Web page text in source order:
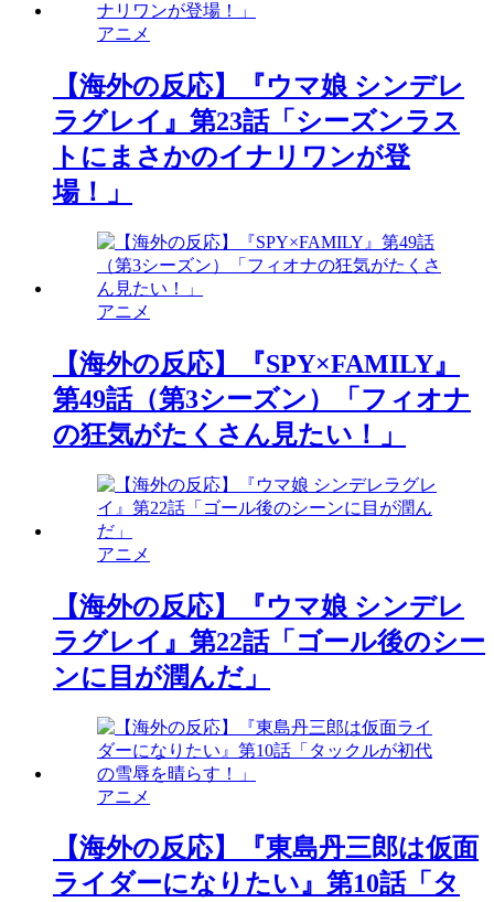
アニメ
【海外の反応】『ウマ娘 シンデレ
ラグレイ』第23話「シーズンラス
トにまさかのイナリワンが登
場！」
アニメ
【海外の反応】『SPY×FAMILY』
第49話（第3シーズン）「フィオナ
の狂気がたくさん見たい！」
アニメ
【海外の反応】『ウマ娘 シンデレ
ラグレイ』第22話「ゴール後のシー
ンに目が潤んだ」
アニメ
【海外の反応】『東島丹三郎は仮面
ライダーになりたい』第10話「タ